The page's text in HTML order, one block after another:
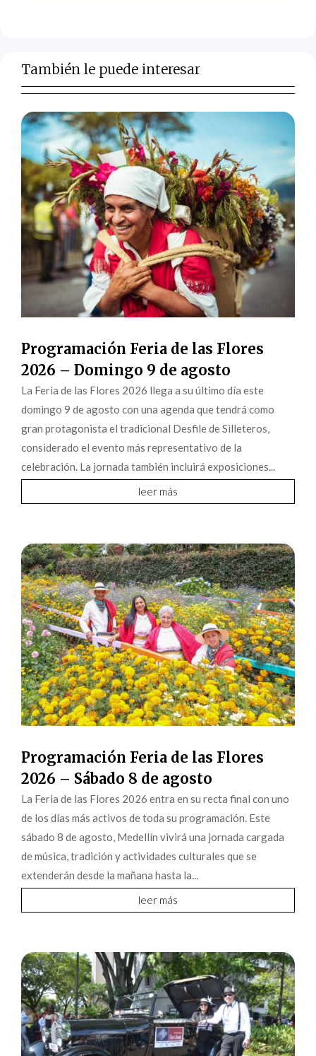
También le puede interesar
Programación Feria de las Flores
2026 – Domingo 9 de agosto
La Feria de las Flores 2026 llega a su último día este
domingo 9 de agosto con una agenda que tendrá como
gran protagonista el tradicional Desfile de Silleteros,
considerado el evento más representativo de la
celebración. La jornada también incluirá exposiciones...
leer más
Programación Feria de las Flores
2026 – Sábado 8 de agosto
La Feria de las Flores 2026 entra en su recta final con uno
de los días más activos de toda su programación. Este
sábado 8 de agosto, Medellín vivirá una jornada cargada
de música, tradición y actividades culturales que se
extenderán desde la mañana hasta la...
leer más